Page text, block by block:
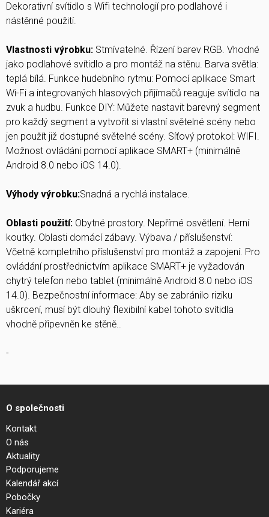
Dekorativní svítidlo s Wifi technologií pro podlahové i
nástěnné použití.
Vlastnosti výrobku: Stmívatelné. Řízení barev RGB. Vhodné
jako podlahové svítidlo a pro montáž na stěnu. Barva světla:
teplá bílá. Funkce hudebního rytmu: Pomocí aplikace Smart
Wi-Fi a integrovaných hlasových přijímačů reaguje svítidlo na
zvuk a hudbu. Funkce DIY: Můžete nastavit barevný segment
pro každý segment a vytvořit si vlastní světelné scény nebo
jen použít již dostupné světelné scény. Síťový protokol: WIFI.
Možnost ovládání pomocí aplikace SMART+ (minimálně
Android 8.0 nebo iOS 14.0).
Výhody výrobku:Snadná a rychlá instalace.
Oblasti použití: Obytné prostory. Nepřímé osvětlení. Herní
koutky. Oblasti domácí zábavy. Výbava / příslušenství:
Včetně kompletního příslušenství pro montáž a zapojení. Pro
ovládání prostřednictvím aplikace SMART+ je vyžadován
chytrý telefon nebo tablet (minimálně Android 8.0 nebo iOS
14.0). Bezpečnostní informace: Aby se zabránilo riziku
uškrcení, musí být dlouhý flexibilní kabel tohoto svítidla
vhodně připevněn ke stěně..
-
O společnosti
Kontakt
O nás
Aktuality
Podporujeme
Kalendář akcí
Pobočky
Kariéra